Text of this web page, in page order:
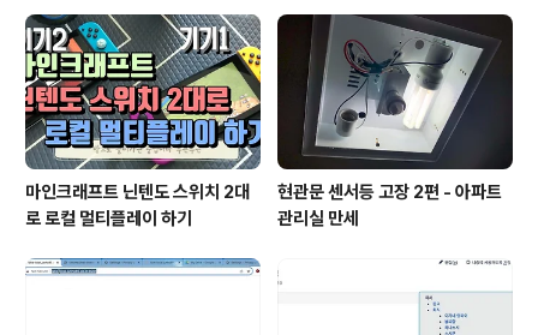
마인크래프트 닌텐도 스위치 2대
로 로컬 멀티플레이 하기
현관문 센서등 고장 2편 - 아파트
관리실 만세